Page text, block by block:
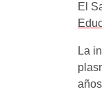
El
La